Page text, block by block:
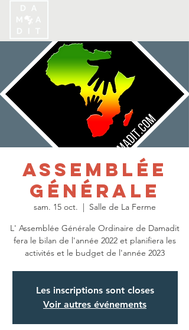
Assemblée
Générale
sam. 15 oct.
  |
Salle de La Ferme
L' Assemblée Générale Ordinaire de Damadit
fera le bilan de l'année 2022 et planifiera les
activités et le budget de l'année 2023
Les inscriptions sont closes
Voir autres événements